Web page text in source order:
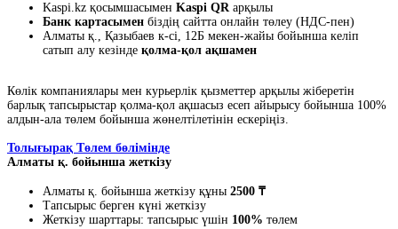
Kaspi.kz қосымшасымен Kaspi QRарқылы
Банк картасымен біздің сайтта онлайн төлеу (НДС-пен)
Алматы қ., Қазыбаев к-сі, 12Б мекен-жайы бойынша келіп
сатып алу кезінде қолма-қол ақшамен
Көлік компаниялары мен курьерлік қызметтер арқылы жіберетін
барлық тапсырыстар қолма-қол ақшасыз есеп айырысу бойынша 100%
алдын-ала төлем бойынша жөнелтілетінін ескеріңіз.
Толығырақ Төлем бөлімінде
Алматы қ. бойынша жеткізу
Алматы қ. бойынша жеткізу құны 2500 ₸
Тапсырыс берген күні жеткізу
Жеткізу шарттары: тапсырыс үшін 100% төлем